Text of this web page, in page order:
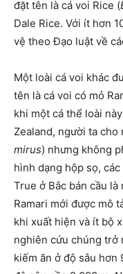
đặt tên là cá voi Rice (
Dale Rice. Với ít hơn
vệ theo Đạo luật về
Một loài cá voi khác
tên là cá voi có mỏ
khi một cá thể loài
Zealand, người ta cho
mirus) nhưng không
hình dạng hộp sọ,
True ở Bắc bán cầu
Ramari mới được mô
khi xuất hiện và ít bộ
nghiên cứu chúng trở
kiếm ăn ở độ sâu hơn